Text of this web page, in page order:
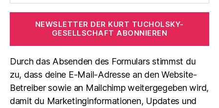
NEWSLETTER DER KURT TUCHOLSKY-
GESELLSCHAFT ABONNIEREN
Durch das Absenden des Formulars stimmst du
zu, dass deine E-Mail-Adresse an den Website-
Betreiber sowie an Mailchimp weitergegeben wird,
damit du Marketinginformationen, Updates und